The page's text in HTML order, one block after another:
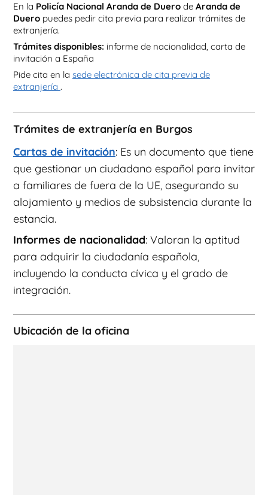
En la Policía Nacional Aranda de Duero de Aranda de
Duero puedes pedir cita previa para realizar trámites de
extranjería.
Trámites disponibles: informe de nacionalidad, carta de
invitación a España
Pide cita en la sede electrónica de cita previa de
extranjería .
Trámites de extranjería en Burgos
Cartas de invitación: Es un documento que tiene
que gestionar un ciudadano español para invitar
a familiares de fuera de la UE, asegurando su
alojamiento y medios de subsistencia durante la
estancia.
Informes de nacionalidad: Valoran la aptitud
para adquirir la ciudadanía española,
incluyendo la conducta cívica y el grado de
integración.
Ubicación de la oficina